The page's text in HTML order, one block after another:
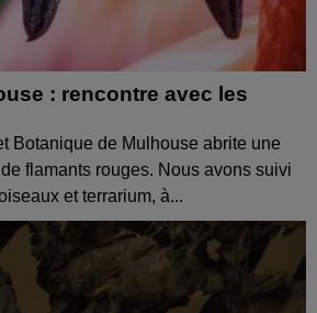
: rencontre avec les
Botanique de Mulhouse abrite une
flamants rouges. Nous avons suivi
et terrarium, à...